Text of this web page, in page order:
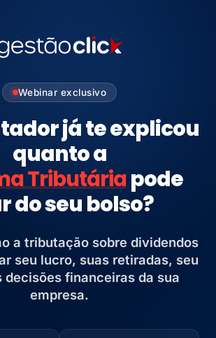
Webinar exclusivo
já te explicou
quanto a
Tributáriapode
do seu bolso?
a tributação sobre dividendos
seu lucro, suas retiradas, seu
decisões financeiras da sua
empresa.